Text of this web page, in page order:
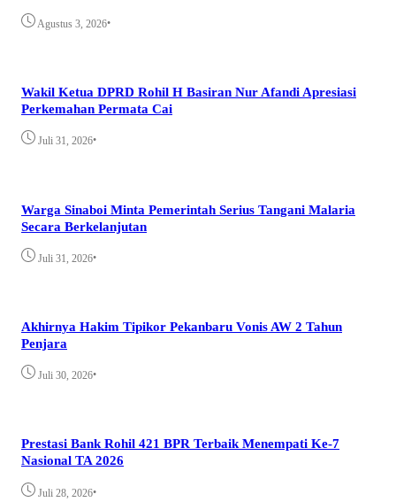
Agustus 3, 2026•
Wakil Ketua DPRD Rohil H Basiran Nur Afandi Apresiasi
Perkemahan Permata Cai
Juli 31, 2026•
Warga Sinaboi Minta Pemerintah Serius Tangani Malaria
Secara Berkelanjutan
Juli 31, 2026•
Akhirnya Hakim Tipikor Pekanbaru Vonis AW 2 Tahun
Penjara
Juli 30, 2026•
Prestasi Bank Rohil 421 BPR Terbaik Menempati Ke-7
Nasional TA 2026
Juli 28, 2026•